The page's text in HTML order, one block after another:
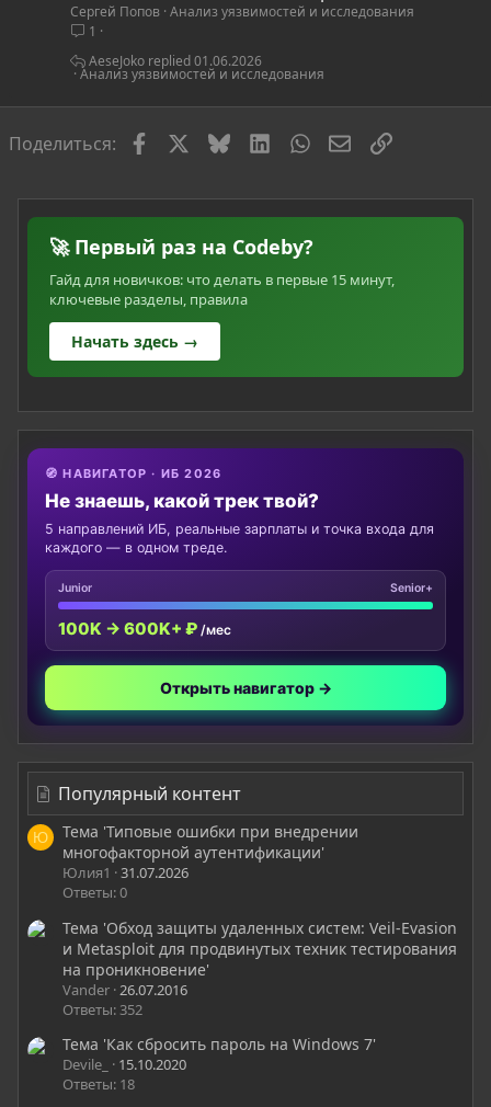
Сергей Попов Анализ уязвимостей и исследования
1
Анализ уязвимостей и исследования
01.06.2026
AeseJoko
Поделиться: FacebookBlueskyLinkedInWhatsAppЭлектронная
Ссылка
🚀 Первый раз на Codeby?
Гайд для новичков: что делать в первые 15 минут,
ключевые разделы, правила
Начать здесь →
🧭 НАВИГАТОР · ИБ 2026
Не знаешь, какой трек твой?
5 направлений ИБ, реальные зарплаты и точка входа для
каждого — в одном треде.
Junior Senior+
100K → 600K+ ₽ /мес
Открыть навигатор →
Популярный контент
Ю
Тема 'Типовые ошибки при внедрении
многофакторной аутентификации'
Юлия1
31.07.2026
Ответы: 0
Тема 'Обход защиты удаленных систем: Veil-Evasion
и Metasploit для продвинутых техник тестирования
на проникновение'
Vander 26.07.2016
Ответы: 352
Тема 'Как сбросить пароль на Windows 7'
Devile_
15.10.2020
Ответы: 18